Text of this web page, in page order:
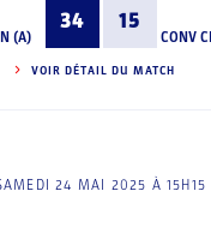
(A)
34 15
CONV
VOIR DÉTAIL DU MATCH
24 MAI 2025 À 15H15